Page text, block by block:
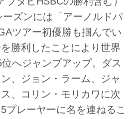
ズンには「アーノルドパ
ツアー初優勝も掴んでい
勝利したことにより世界
へジャンプアップ。ダス
、ジョン・ラーム、ジャ
、コリン・モリカワに次
プレーヤーに名を連ねるこ